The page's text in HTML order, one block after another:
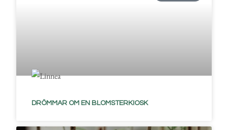
DRÖMMAR OM EN BLOMSTERKIOSK